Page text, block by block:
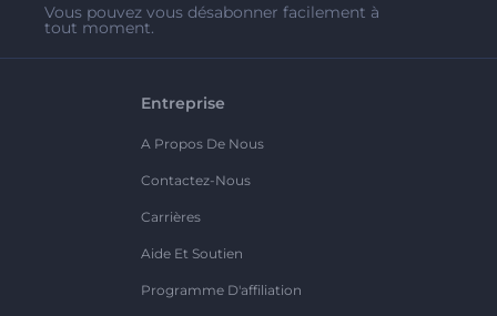
Vous pouvez vous désabonner facilement à
tout moment.
Entreprise
A Propos De Nous
Contactez-Nous
Carrières
Aide Et Soutien
Programme D'affiliation